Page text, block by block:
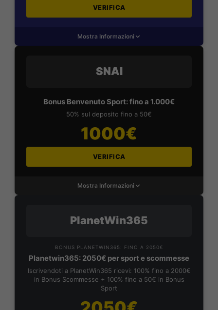
VERIFICA
Mostra Informazioni
SNAI
Bonus Benvenuto Sport: fino a 1.000€
50% sul deposito fino a 50€
1000€
VERIFICA
Mostra Informazioni
PlanetWin365
BONUS PLANETWIN365: FINO A 2050€
Planetwin365: 2050€ per sport e scommesse
Iscrivendoti a PlanetWin365 ricevi: 100% fino a 2000€
in Bonus Scommesse + 100% fino a 50€ in Bonus
Sport